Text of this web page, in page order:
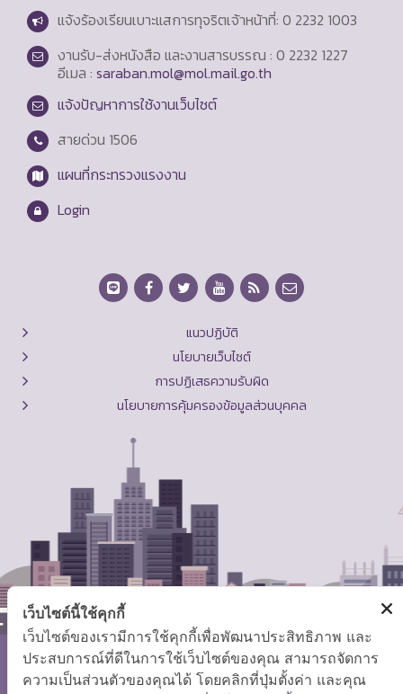
แจ้งร้องเรียนเบาะแสการทุจริตเจ้าหน้าที่: 0 2232 1003
งานรับ-ส่งหนังสือ และงานสารบรรณ : 0 2232 1227
อีเมล : saraban.mol@mol.mail.go.th
แจ้งปัญหาการใช้งานเว็บไซต์
สายด่วน 1506
แผนที่กระทรวงแรงงาน
Login
แนวปฏิบัติ
นโยบายเว็บไซต์
การปฏิเสธความรับผิด
นโยบายการคุ้มครองข้อมูลส่วนบุคคล
สงวนลิขสิทธิ์ © 2569 กระทรวงแรงงาน
เว็บไซต์นี้ใช้คุกกี้
เว็บไซต์ของเรามีการใช้คุกกี้เพื่อพัฒนาประสิทธิภาพ และ
ประสบการณ์ที่ดีในการใช้เว็บไซต์ของคุณ สามารถจัดการ
ความเป็นส่วนตัวของคุณได้ โดยคลิกที่ปุ่มตั้งค่า และคุณ